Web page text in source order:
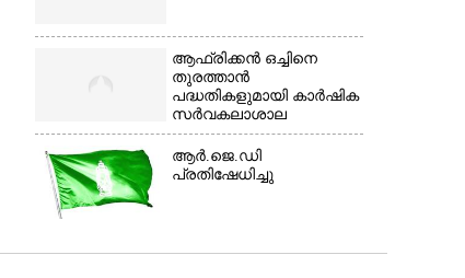
ആഫ്രിക്കൻ ഒച്ചിനെ
തുരത്താൻ
പദ്ധതികളുമായി കാർഷിക
സർവകലാശാല
ആർ.ജെ.ഡി
പ്രതിഷേധിച്ചു